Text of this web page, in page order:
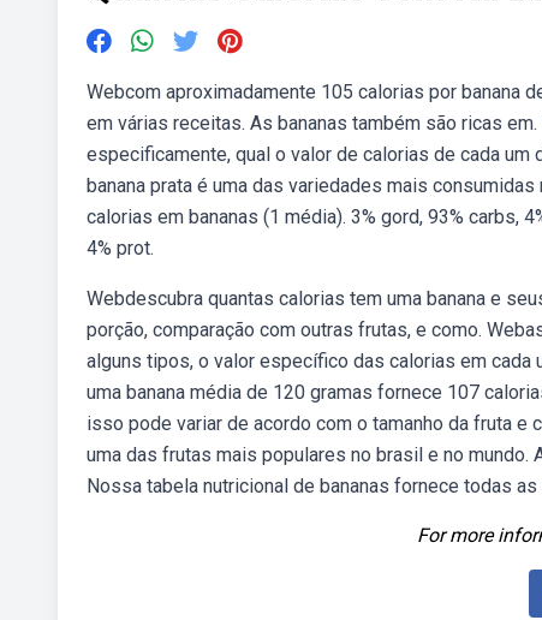
Webcom aproximadamente 105 calorias por banana
em várias receitas. As bananas também são ricas
especificamente, qual o valor de calorias de cada
banana prata é uma das variedades mais
calorias em bananas (1 média). 3% gord, 93% carbs,
4% prot.
Webdescubra quantas calorias tem uma banana e
porção, comparação com outras frutas, e como.
alguns tipos, o valor específico das calorias em cada
uma banana média de 120 gramas fornece 107
isso pode variar de acordo com o tamanho da fruta
uma das frutas mais populares no brasil e no
Nossa tabela nutricional de bananas fornece todas
For more